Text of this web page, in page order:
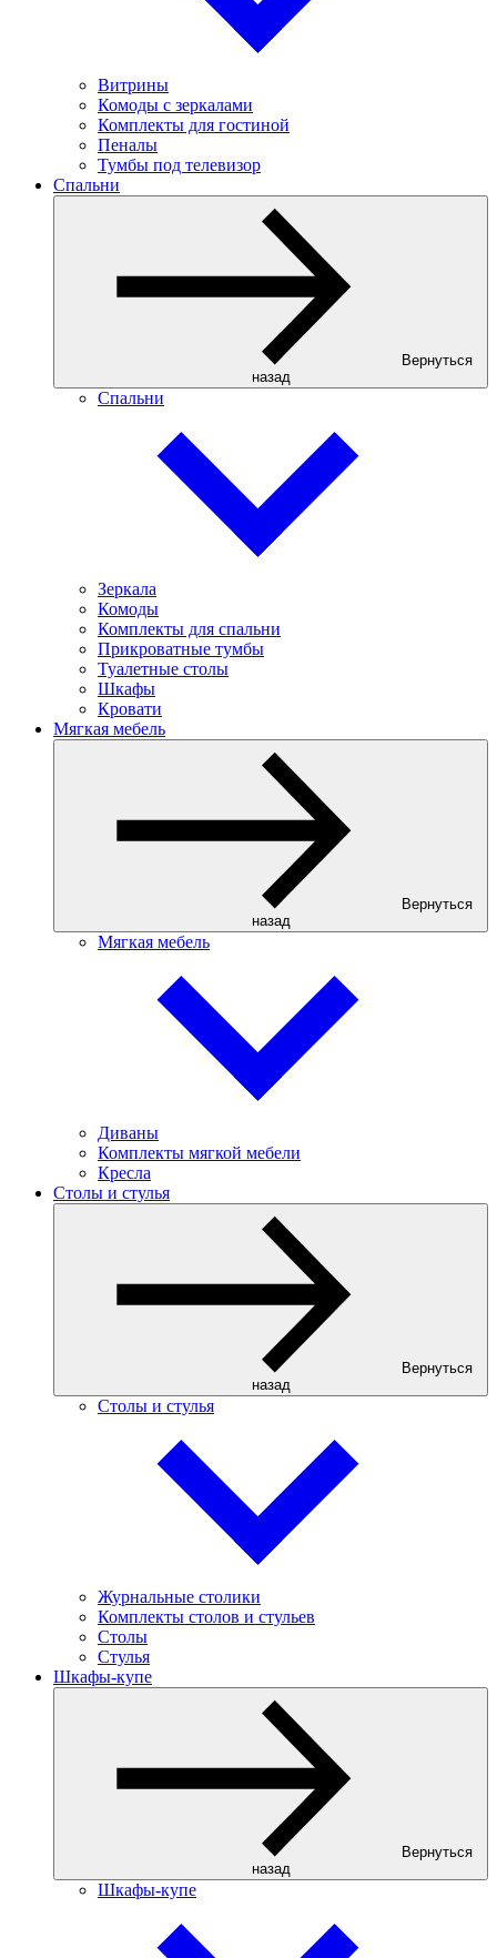
Витрины
Комоды с зеркалами
Комплекты для гостиной
Пеналы
Тумбы под телевизор
Спальни
Вернуться
назад
Спальни
Зеркала
Комоды
Комплекты для спальни
Прикроватные тумбы
Туалетные столы
Шкафы
Кровати
Мягкая мебель
Вернуться
назад
Мягкая мебель
Диваны
Комплекты мягкой мебели
Кресла
Столы и стулья
Вернуться
назад
Столы и стулья
Журнальные столики
Комплекты столов и стульев
Столы
Стулья
Шкафы-купе
Вернуться
назад
Шкафы-купе